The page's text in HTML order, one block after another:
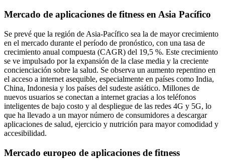
Mercado de aplicaciones de fitness en Asia Pacífico
Se prevé que la región de Asia-Pacífico sea la de mayor crecimiento
en el mercado durante el período de pronóstico, con una tasa de
crecimiento anual compuesta (CAGR) del 19,5 %. Este crecimiento
se ve impulsado por la expansión de la clase media y la creciente
concienciación sobre la salud. Se observa un aumento repentino en
el acceso a internet asequible, especialmente en países como India,
China, Indonesia y los países del sudeste asiático. Millones de
nuevos usuarios se conectan a internet gracias a los teléfonos
inteligentes de bajo costo y al despliegue de las redes 4G y 5G, lo
que ha llevado a un mayor número de consumidores a descargar
aplicaciones de salud, ejercicio y nutrición para mayor comodidad y
accesibilidad.
Mercado europeo de aplicaciones de fitness